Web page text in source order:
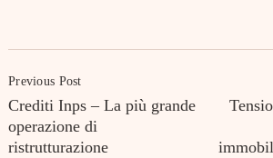
Navigation
Previous Post
Crediti Inps – La più grande
operazione di
ristrutturazione